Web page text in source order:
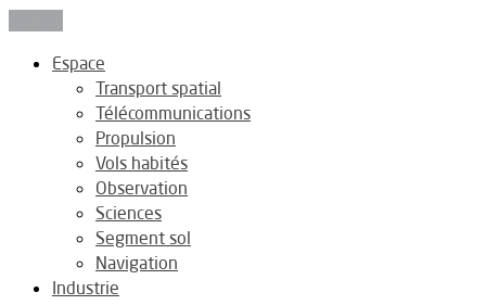
Espace
Transport spatial
Télécommunications
Propulsion
Vols habités
Observation
Sciences
Segment sol
Navigation
Industrie